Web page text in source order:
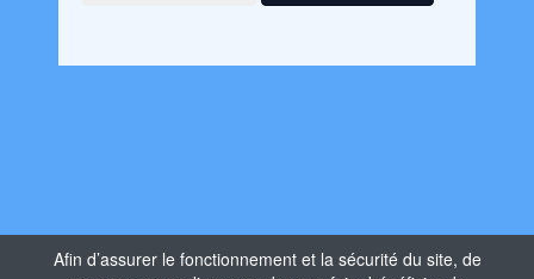
Afin d’assurer le fonctionnement et la sécurité du site, de